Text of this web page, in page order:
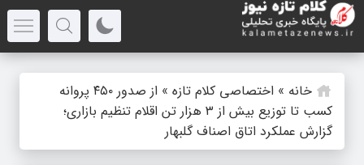
خانه » اختصاصی کلام تازه »
از صدور ۴۵۰ پروانه
کسب تا توزیع بیش از ۳ هزار تن اقلام تنظیم بازاری؛
گزارش عملکرد اتاق اصناف گلبهار